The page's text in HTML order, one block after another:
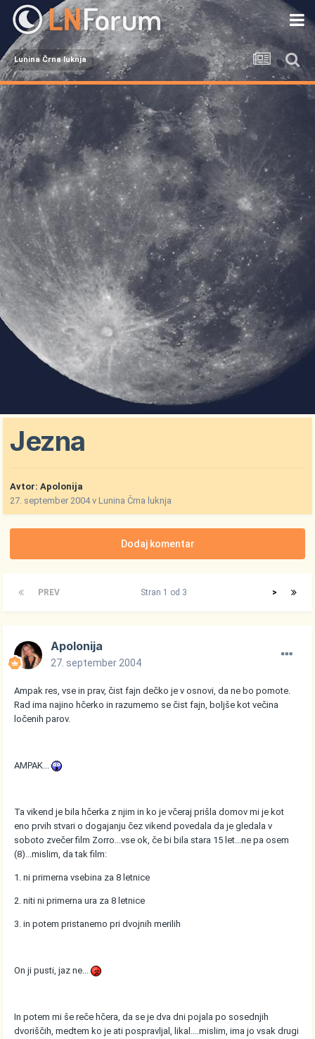
Lunina Črna luknja
Jezna
Avtor:Apolonija
27. september 2004vLunina Črna luknja
Dodaj komentar
PREV >
Stran 1 od 3
Apolonija
27. september 2004
Ampak res, vse in prav, čist fajn dečko je v osnovi, da ne bo pomote.
Rad ima najino hčerko in razumemo se čist fajn, boljše kot večina
ločenih parov.
AMPAK...
Ta vikend je bila hčerka z njim in ko je včeraj prišla domov mi je kot
eno prvih stvari o dogajanju čez vikend povedala da je gledala v
soboto zvečer film Zorro...vse ok, če bi bila stara 15 let...ne pa osem
(8)...mislim, da tak film:
1. ni primerna vsebina za 8 letnice
2. niti ni primerna ura za 8 letnice
3. in potem pristanemo pri dvojnih merilih
On ji pusti, jaz ne...
In potem mi še reče hčera, da se je dva dni pojala po sosednjih
dvoriščih, medtem ko je ati pospravljal, likal....mislim, ima jo vsak drugi